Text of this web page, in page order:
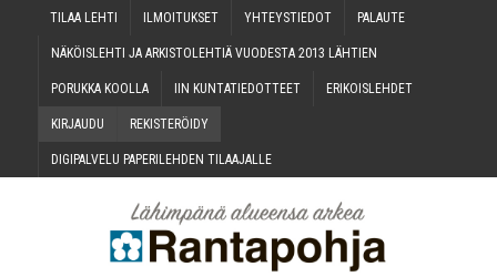
TILAA LEH­TI ILMOI­TUK­SET YHTEYS­TIE­DOT PALAU­TE
NÄKÖIS­LEH­TI JA ARKIS­TO­LEH­TIÄ VUO­DES­TA 2013 LÄHTIEN
PORUK­KA KOOLLA IIN KUN­TA­TIE­DOT­TEET ERI­KOIS­LEH­DET
KIR­JAU­DU REKIS­TE­RÖI­DY
DIGI­PAL­VE­LU PAPE­RI­LEH­DEN TILAAJALLE